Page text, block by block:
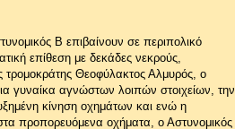
Β επιβαίνουν σε περιπολικό
επίθεση με δεκάδες νεκρούς,
τρομοκράτης Θεοφύλακτος Αλμυρός, ο
γυναίκα αγνώστων λοιπών στοιχείων, την
κίνηση οχημάτων και ενώ η
προπορευόμενα οχήματα, ο Αστυνομικός